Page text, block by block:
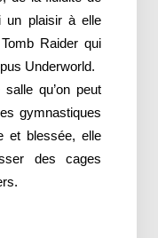
un plaisir à elle
Raider qui
Underworld.
qu’on peut
gymnastiques
et blessée, elle
des cages